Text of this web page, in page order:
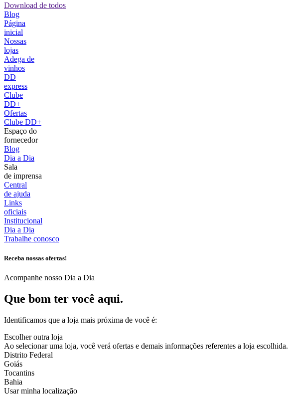
Download de todos
Blog
Página
inicial
Nossas
lojas
Adega de
vinhos
DD
express
Clube
DD+
Ofertas
Clube DD+
Espaço do
fornecedor
Blog
Dia a Dia
Sala
de imprensa
Central
de ajuda
Links
oficiais
Institucional
Dia a Dia
Trabalhe conosco
Receba nossas ofertas!
Acompanhe nosso Dia a Dia
Que bom ter você aqui.
Identificamos que a loja mais próxima de você é:
Escolher outra loja
Ao selecionar uma loja, você verá ofertas e demais informações referentes a loja escolhida.
Distrito Federal
Goiás
Tocantins
Bahia
Usar minha localização